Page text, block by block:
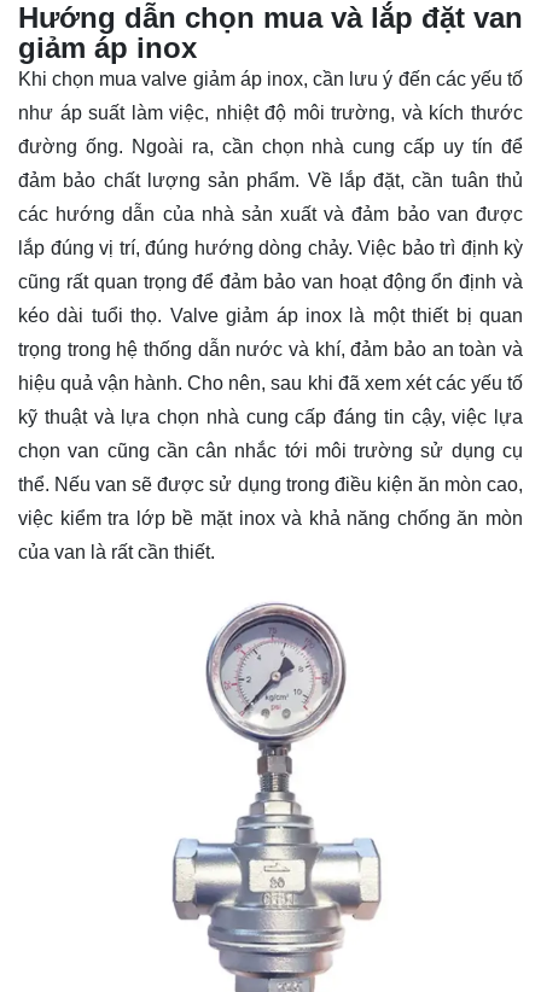
Hướng dẫn chọn mua và lắp đặt van
giảm áp inox
Khi chọn mua valve giảm áp inox, cần lưu ý đến các yếu tố
như áp suất làm việc, nhiệt độ môi trường, và kích thước
đường ống. Ngoài ra, cần chọn nhà cung cấp uy tín để
đảm bảo chất lượng sản phẩm. Về lắp đặt, cần tuân thủ
các hướng dẫn của nhà sản xuất và đảm bảo van được
lắp đúng vị trí, đúng hướng dòng chảy. Việc bảo trì định kỳ
cũng rất quan trọng để đảm bảo van hoạt động ổn định và
kéo dài tuổi thọ. Valve giảm áp inox là một thiết bị quan
trọng trong hệ thống dẫn nước và khí, đảm bảo an toàn và
hiệu quả vận hành. Cho nên, sau khi đã xem xét các yếu tố
kỹ thuật và lựa chọn nhà cung cấp đáng tin cậy, việc lựa
chọn van cũng cần cân nhắc tới môi trường sử dụng cụ
thể. Nếu van sẽ được sử dụng trong điều kiện ăn mòn cao,
việc kiểm tra lớp bề mặt inox và khả năng chống ăn mòn
của van là rất cần thiết.